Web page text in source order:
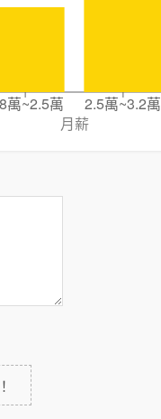
萬~2.5萬 2.5萬~3.2萬
月薪